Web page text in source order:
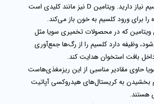
هنوز به منبع کلسیم نیاز دارید. ویتامین D نیز مانند کلیدی است
برای ورود کلسیم به خون باز می‌کند.
ویتامین که در محصولات تخمیری سویامثل
وظیفه دارد کلسیم را از رگ‌ها جمع‌آوری
داخل بافت استخوان هدایت کند.
حاوی مقادیر مناسبی از این ریزمغذی‌هاست
بخشیدن به کریستال‌های هیدروکسی آپاتیت
هستند.